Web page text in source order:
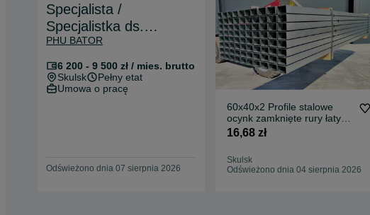
Specjalista /
Specjalistka ds.
administracyjno-
księgowych
PHU BATOR
6 200 - 9 500 zł / mies. brutto
Skulsk
Pełny etat
Umowa o pracę
Odświeżono dnia 07 sierpnia 2026
60x40x2 Profile stalowe
ocynk zamknięte rury łaty
ogrodzenie słupy
16,68 zł
Skulsk
Odświeżono dnia 04 sierpnia 2026